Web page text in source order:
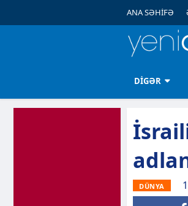
ANA SƏHİFƏ
DİGƏR
DÜNYA